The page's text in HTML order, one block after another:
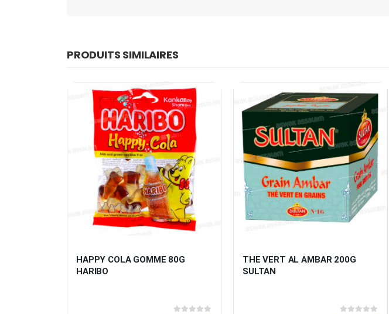
PRODUITS SIMILAIRES
HAPPY COLA GOMME 80G
HARIBO
THE VERT AL AMBAR 200G
SULTAN